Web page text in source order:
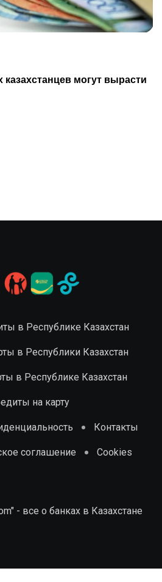
могут вырасти
в Республике Казахстан
в Республики Казахстан
в Республике Казахстан
на карту
Контакты
соглашение Cookies
- все о банках в Казахстане